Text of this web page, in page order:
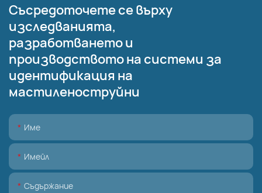
Съсредоточете се върху
изследванията,
разработването и
производството на системи за
идентификация на
мастиленоструйни
Име
Имейл
Съдържание